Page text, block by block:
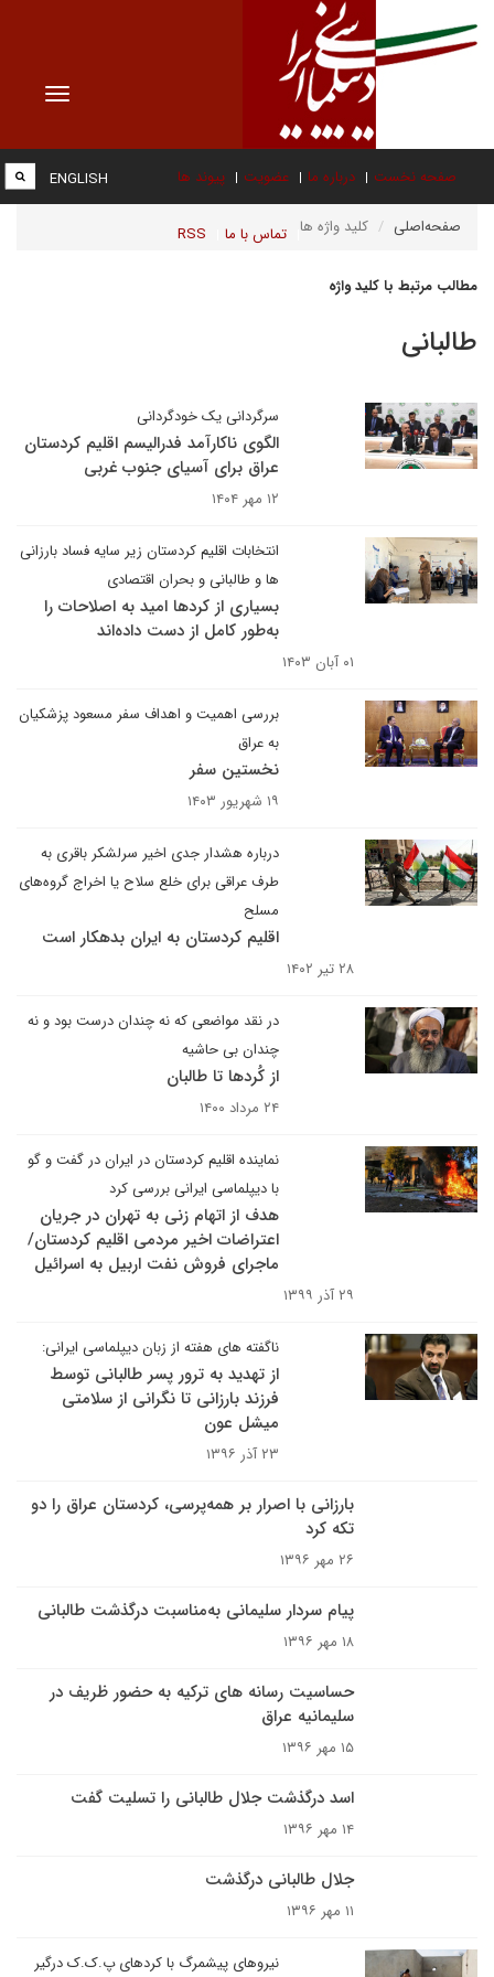
Toggle
صفحه نخست درباره ما عضویت پیوند ها
تماس با ما RSS
ENGLISH
صفحه‌اصلی کلید واژه ها
مطالب مرتبط با کلید واژه
طالبانی
سرگردانی یک خودگردانی
الگوی ناکارآمد فدرالیسم اقلیم کردستان
عراق برای آسیای جنوب غربی
۱۲ مهر ۱۴۰۴
انتخابات اقلیم کردستان‌ زیر سایه فساد بارزانی
ها و طالبانی و بحران اقتصادی
بسیاری از کردها امید به اصلاحات را
به‌طور کامل از دست داده‌اند
۰۱ آبان ۱۴۰۳
بررسی اهمیت و اهداف سفر مسعود پزشکیان
به عراق
نخستین سفر
۱۹ شهریور ۱۴۰۳
درباره هشدار جدی اخیر سرلشکر باقری به
طرف عراقی برای خلع سلاح یا اخراج گروه‌های
مسلح
اقلیم کردستان به ایران بدهکار است
۲۸ تیر ۱۴۰۲
در نقد مواضعی که نه چندان درست بود و نه
چندان بی حاشیه
از کُردها تا طالبان
۲۴ مرداد ۱۴۰۰
نماینده اقلیم کردستان در ایران در گفت و گو
با دیپلماسی ایرانی بررسی کرد
هدف از اتهام زنی به تهران در جریان
اعتراضات اخیر مردمی اقلیم کردستان/
ماجرای فروش نفت اربیل به اسرائیل
۲۹ آذر ۱۳۹۹
ناگفته های هفته از زبان دیپلماسی ایرانی:
از تهدید به ترور پسر طالبانی توسط
فرزند بارزانی تا نگرانی از سلامتی
میشل عون
۲۳ آذر ۱۳۹۶
بارزانی با اصرار بر همه‌پرسی، کردستان عراق را دو
تکه کرد
۲۶ مهر ۱۳۹۶
پیام سردار سلیمانی به‌مناسبت درگذشت طالبانی
۱۸ مهر ۱۳۹۶
حساسیت رسانه های ترکیه به حضور ظریف در
سلیمانیه عراق
۱۵ مهر ۱۳۹۶
اسد درگذشت جلال طالبانی را تسلیت گفت
۱۴ مهر ۱۳۹۶
جلال طالبانی درگذشت
۱۱ مهر ۱۳۹۶
نیروهای پیشمرگ با کردهای پ.ک.ک درگیر